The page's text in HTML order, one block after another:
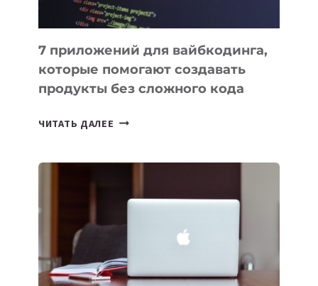
7 приложений для вайбкодинга,
которые помогают создавать
продукты без сложного кода
ЧИТАТЬ ДАЛЕЕ 7
ПОМОГАЮТ
СОЗДАВАТЬ
БЕЗ
СЛОЖНОГО